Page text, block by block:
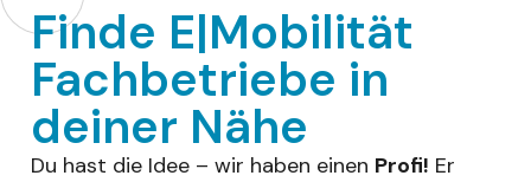
Finde E|Mobilität
Fachbetriebe in
deiner Nähe
Du hast die Idee – wir haben einen Profi! Er